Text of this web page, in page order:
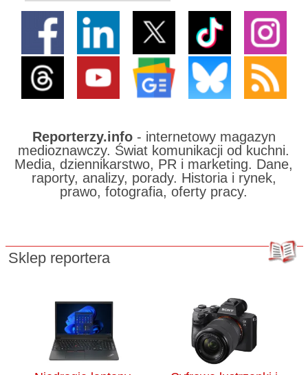
Reporterzy.info- internetowy magazyn
medioznawczy. Świat komunikacji od kuchni.
Media, dziennikarstwo, PR i marketing. Dane,
raporty, analizy, porady. Historia i rynek,
prawo, fotografia, oferty pracy.
Sklep reportera